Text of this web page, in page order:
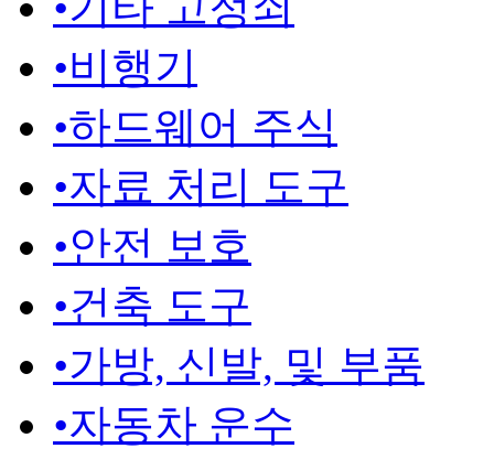
•비행기
•하드웨어 주식
•자료 처리 도구
•안전 보호
•건축 도구
•가방, 신발, 및 부품
•자동차 운수